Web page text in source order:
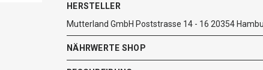
HERSTELLER
Mutterland GmbH Poststrasse 14 - 16 20354
NÄHRWERTE SHOP